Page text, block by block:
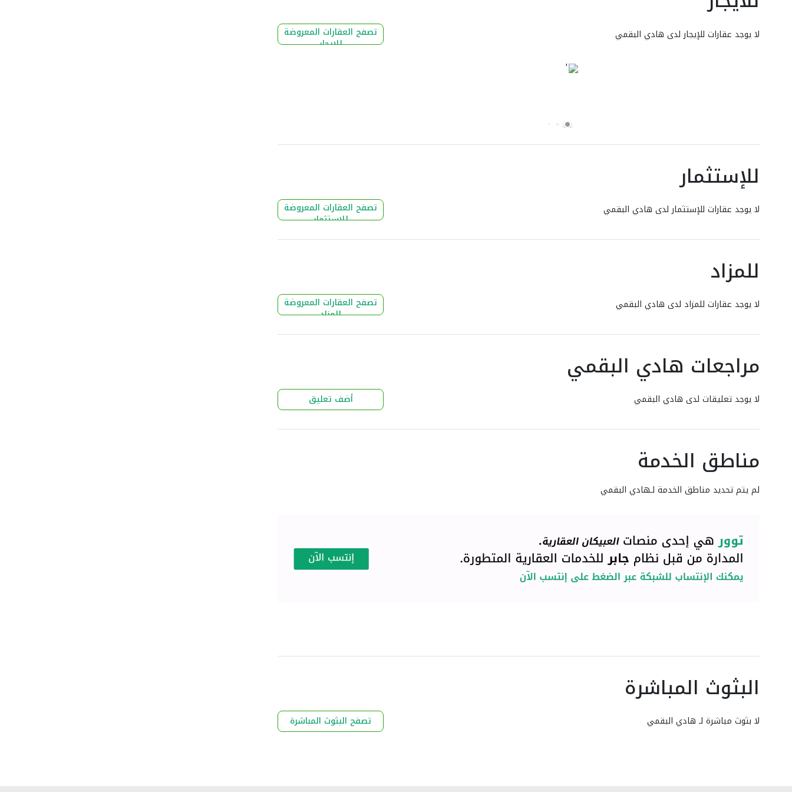
لا يوجد عقارات للإيجار لدى هادي البقمي تصفح العقارات المعروضة
للإيجار
للإستثمار
لا يوجد عقارات للإستثمار لدى هادي البقمي تصفح العقارات المعروضة
للإستثمار
للمزاد
لا يوجد عقارات للمزاد لدى هادي البقمي تصفح العقارات المعروضة
للمزاد
مراجعات هادي البقمي
لا يوجد تعليقات لدى هادي البقمي أضف تعليق
مناطق الخدمة
لم يتم تحديد مناطق الخدمة لـهادي البقمي
البثوث المباشرة
لا بثوث مباشرة لـ هادي البقمي تصفح البثوث المباشرة